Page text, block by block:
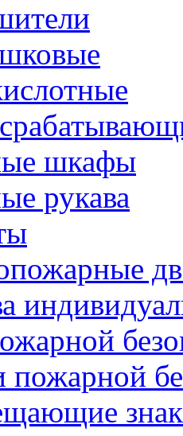
шкафы
рукава
пожарной